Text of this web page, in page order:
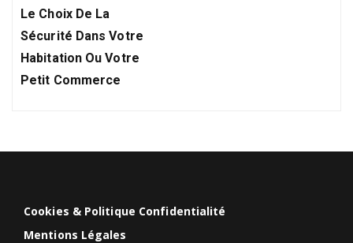
Post:
Le Choix De La
Sécurité Dans Votre
Habitation Ou Votre
Petit Commerce
Cookies & Politique Confidentialité
Mentions Légales